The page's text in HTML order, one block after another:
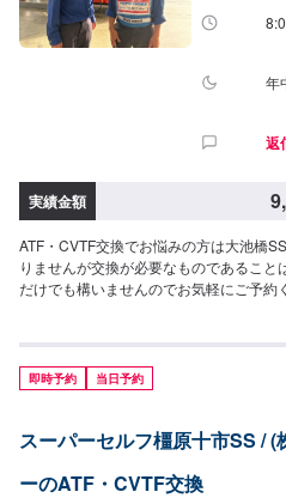
年
返
実績金額
ATF・CVTF交換でお悩みの方は大池橋
りませんが交換が必要なものであるこ
だけでも構いませんのでお気軽にご予約
即時予約 当日予約
スーパーセルフ橿原十市SS / (
ーのATF・CVTF交換